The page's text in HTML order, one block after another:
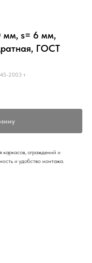
мм, s= 6 мм,
ГОСТ
2003 т
каркасов, ограждений и
и удобство монтажа.